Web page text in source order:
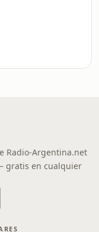
Radio-Argentina.net
gratis en cualquier